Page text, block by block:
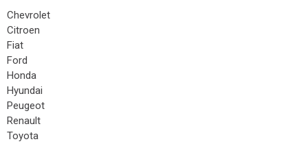
Chevrolet
Citroen
Fiat
Ford
Honda
Hyundai
Peugeot
Renault
Toyota